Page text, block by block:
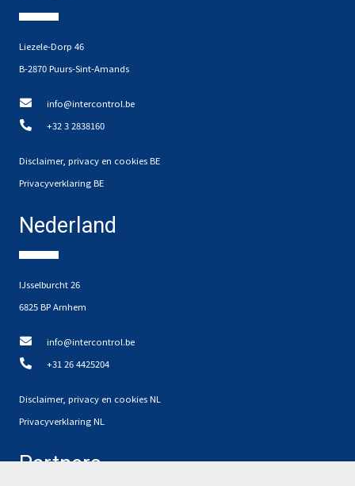
Liezele-Dorp 46
B-2870 Puurs-Sint-Amands
info@intercontrol.be
+32 3 2838160
Disclaimer, privacy en cookies BE
Privacyverklaring BE
Nederland
IJsselburcht 26
6825 BP Arnhem
info@intercontrol.be
+31 26 4425204
Disclaimer, privacy en cookies NL
Privacyverklaring NL
Partners